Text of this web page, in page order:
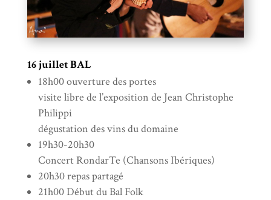
16 juillet BAL
18h00 ouverture des portes
visite libre de l’exposition de Jean Christophe
Philippi
dégustation des vins du domaine
19h30-20h30
Concert RondarTe (Chansons Ibériques)
20h30 repas partagé
21h00 Début du Bal Folk